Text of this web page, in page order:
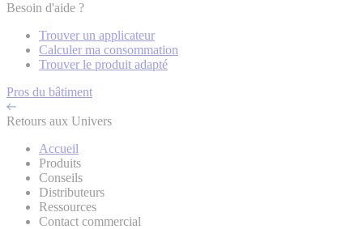
Besoin d'aide ?
Trouver un applicateur
Calculer ma consommation
Trouver le produit adapté
Pros du bâtiment
Retours aux Univers
Accueil
Produits
Conseils
Distributeurs
Ressources
Contact commercial